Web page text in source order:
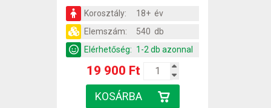
Korosztály:
18+ év
Elemszám:
540 db
Elérhetőség: 1-2 db azonnal
19 900 Ft